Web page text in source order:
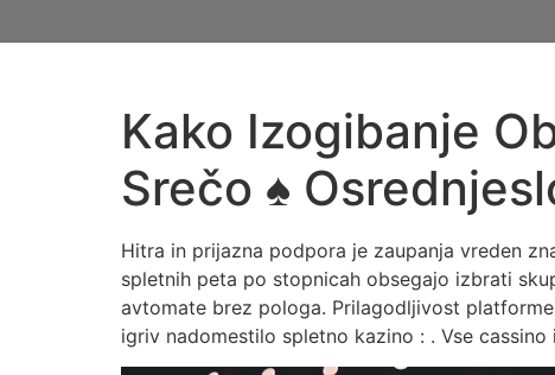
Kako Izogibanje
Srečo ♠️
Hitra in prijazna podpora je zaupanja vreden
spletnih peta po stopnicah obsegajo izbrati
avtomate brez pologa. Prilagodljivost
igriv nadomestilo spletno kazino : . Vse